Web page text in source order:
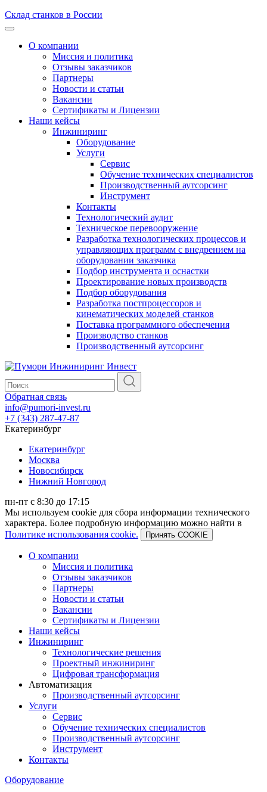
Склад станков в России
О компании
Миссия и политика
Отзывы заказчиков
Партнеры
Новости и статьи
Вакансии
Сертификаты и Лицензии
Наши кейсы
Инжиниринг
Оборудование
Услуги
Сервис
Обучение технических специалистов
Производственный аутсорсинг
Инструмент
Контакты
Технологический аудит
Техническое перевооружение
Разработка технологических процессов и
управляющих программ с внедрением на
оборудовании заказчика
Подбор инструмента и оснастки
Проектирование новых производств
Подбор оборудования
Разработка постпроцессоров и
кинематических моделей станков
Поставка программного обеспечения
Производство станков
Производственный аутсорсинг
Обратная связь
info@pumori-invest.ru
+7 (343) 287-47-87
Екатеринбург
Екатеринбург
Москва
Новосибирск
Нижний Новгород
пн-пт с 8:30 до 17:15
Мы используем cookie для сбора информации технического
характера. Более подробную информацию можно найти в
Политике использования cookie.
Принять COOKIE
О компании
Миссия и политика
Отзывы заказчиков
Партнеры
Новости и статьи
Вакансии
Сертификаты и Лицензии
Наши кейсы
Инжиниринг
Технологические решения
Проектный инжиниринг
Цифровая трансформация
Автоматизация
Производственный аутсорсинг
Услуги
Сервис
Обучение технических специалистов
Производственный аутсорсинг
Инструмент
Контакты
Оборудование